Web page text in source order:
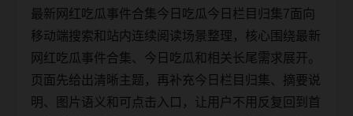
最新网红吃瓜事件合集今日吃瓜今日栏目归集7面向
移动端搜索和站内连续阅读场景整理，核心围绕最新
网红吃瓜事件合集、今日吃瓜和相关长尾需求展开。
页面先给出清晰主题，再补充今日栏目归集、摘要说
明、图片语义和可点击入口，让用户不用反复回到首